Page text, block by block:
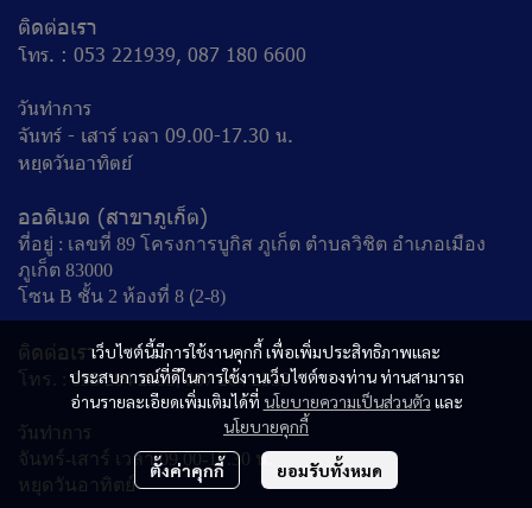
เว็บไซต์นี้มีการใช้งานคุกกี้ เพื่อเพิ่มประสิทธิภาพและ
ประสบการณ์ที่ดีในการใช้งานเว็บไซต์ของท่าน ท่านสามารถ
อ่านรายละเอียดเพิ่มเติมได้ที่ นโยบายความเป็นส่วนตัว และ
นโยบายคุกกี้
ตั้งค่าคุกกี้ ยอมรับทั้งหมด
ติดต่อเรา
โทร. : 053 221939, 087 180 6600
วันทำการ
จันทร์ - เสาร์ เวลา 09.00-17.30 น.
หยุดวันอาทิตย์
ออดิเมด (สาขาภูเก็ต)
ที่อยู่ : เลขที่ 89 โครงการบูกิส ภูเก็ต ตำบลวิชิต อำเภอเมือง
ภูเก็ต 83000
โซน B ชั้น 2 ห้องที่ 8 (ฺ2-8)
ติดต่อเรา
โทร. : 095 284 2555, 097 264 2555
วันทำการ
จันทร์-เสาร์ เวลา 09.00-17.30 น.
หยุดวันอาทิตย์